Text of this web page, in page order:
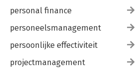
personal finance
personeelsmanagement
persoonlijke effectiviteit
projectmanagement